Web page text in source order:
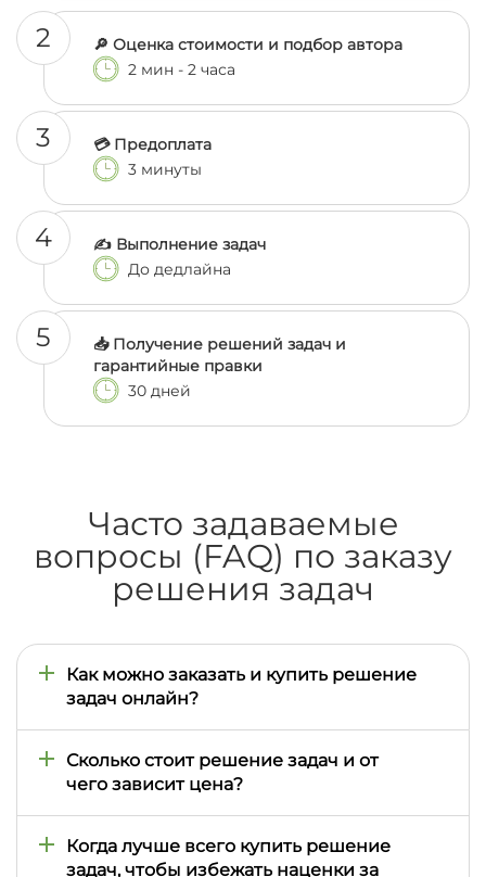
2
🔎 Оценка стоимости и подбор автора
2 мин - 2 часа
3
💳 Предоплата
3 минуты
4
✍️ Выполнение задач
До дедлайна
5
📥 Получение решений задач и
гарантийные правки
30 дней
Часто задаваемые
вопросы (FAQ) по заказу
решения задач
Как можно заказать и купить решение
задач онлайн?
любом другом городе Украины удобнее всего
через специализированную онлайн-платформу
na5ku.com.ua. Для этого необходимо заполнить
онлайн-заявку, четко указав тему, объем, все
требования вашего преподавателя и желаемые
сроки выполнения.
Сколько стоит решение задач и от
чего зависит цена?
110 грн, а общий пакет задач обычно стоит 400–
1000 грн. Финальная цена зависит от количества
Когда лучше всего купить решение
задач, чтобы избежать наценки за